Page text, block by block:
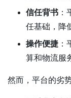
信任背书
任基础，降
操作便捷
算和物流服
然而，平台的劣